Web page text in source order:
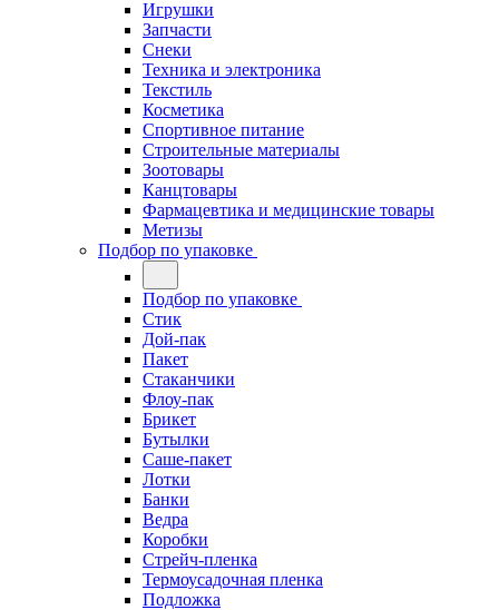
Игрушки
Запчасти
Снеки
Техника и электроника
Текстиль
Косметика
Спортивное питание
Строительные материалы
Зоотовары
Канцтовары
Фармацевтика и медицинские товары
Метизы
Подбор по упаковке
Подбор по упаковке
Стик
Дой-пак
Пакет
Стаканчики
Флоу-пак
Брикет
Бутылки
Саше-пакет
Лотки
Банки
Ведра
Коробки
Стрейч-пленка
Термоусадочная пленка
Подложка